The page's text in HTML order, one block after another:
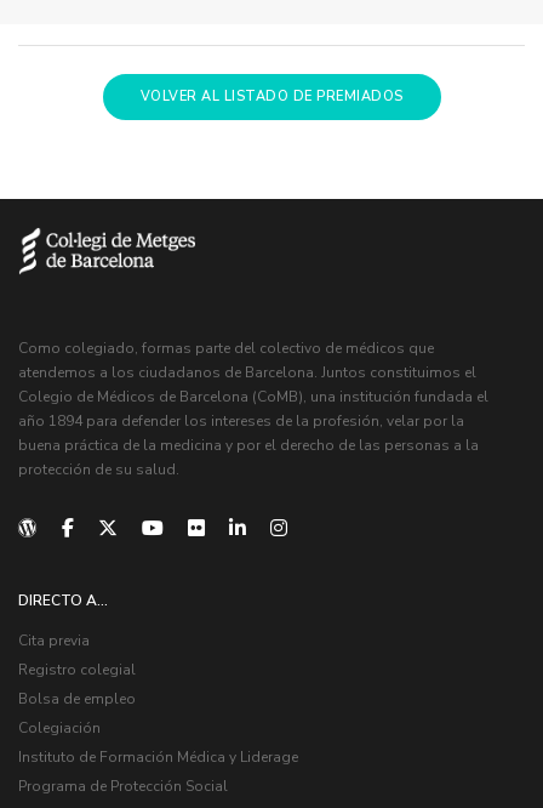
VOLVER AL LISTADO DE PREMIADOS
Como colegiado, formas parte del colectivo de médicos que
atendemos a los ciudadanos de Barcelona. Juntos constituimos el
Colegio de Médicos de Barcelona (CoMB), una institución fundada el
año 1894 para defender los intereses de la profesión, velar por la
buena práctica de la medicina y por el derecho de las personas a la
protección de su salud.
DIRECTO A...
Cita previa
Registro colegial
Bolsa de empleo
Colegiación
Instituto de Formación Médica y Liderage
Programa de Protección Social